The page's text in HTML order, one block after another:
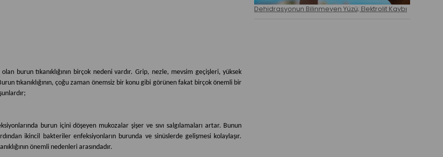
olan burun tıkanıklığının birçok nedeni vardır. Grip, nezle, mevsim geçişleri, yüksek
tıkanıklığının, çoğu zaman önemsiz bir konu gibi görünen fakat birçok önemli bir
burun içini döşeyen mukozalar şişer ve sıvı salgılamaları artar. Bunun
ikincil bakteriler enfeksiyonların burunda ve sinüslerde gelişmesi kolaylaşır.
önemli nedenleri arasındadır.
Dehidrasyonun Bilinmeyen Yüzü; Elektrolit Kaybı